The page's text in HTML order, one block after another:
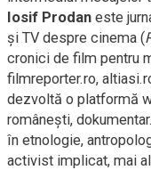
Iosif Prodan este
și TV despre cinema (
cronici de film pentru
filmreporter.ro,
dezvoltă o platformă
românești,
în etnologie,
activist implicat, mai